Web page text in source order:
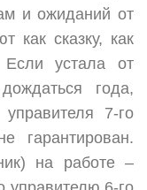
и ожиданий от
как сказку, как
устала от
года,
7-го
гарантирован.
на работе –